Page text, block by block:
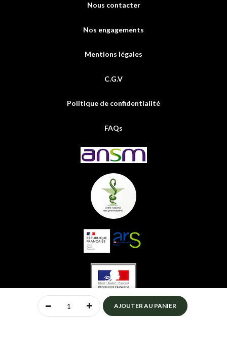
Nous contacter
Nos engagements
Mentions légales
C.G.V
Politique de confidentialité
FAQs
Compte Mon panier
AJOUTER AU PANIER